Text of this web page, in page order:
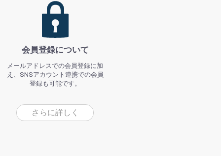
会員登録について
メールアドレスでの会員登録に加
え、SNSアカウント連携での会員
登録も可能です。
さらに詳しく